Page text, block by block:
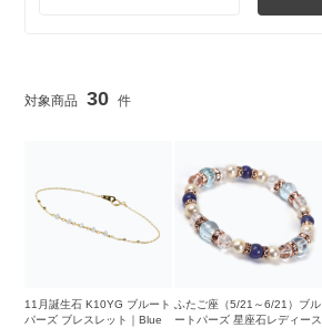
30
11月誕生石 K10YG ブルート
パーズ ブレスレット｜Blue
ふたご座（5/21～6/21）ブル
ートパーズ 星座石レディース